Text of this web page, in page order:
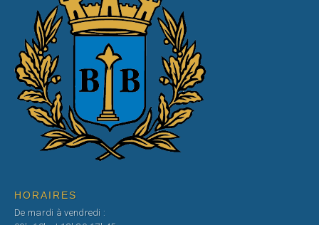
HORAIRES
De mardi à vendredi :